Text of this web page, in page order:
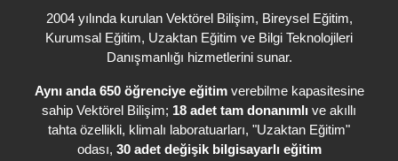
2004 yılında kurulan Vektörel Bilişim, Bireysel Eğitim,
Kurumsal Eğitim, Uzaktan Eğitim ve Bilgi Teknolojileri
Danışmanlığı hizmetlerini sunar.
Aynı anda 650 öğrenciye eğitimverebilme kapasitesine
sahip Vektörel Bilişim; 18 adet tam donanımlı ve akıllı
tahta özellikli, klimalı laboratuarları, "Uzaktan Eğitim"
odası, 30 adet değişik bilgisayarlı eğitim